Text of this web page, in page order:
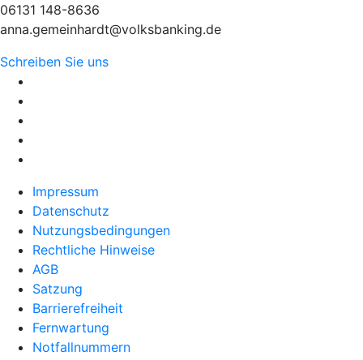
06131 148-8636
anna.gemeinhardt@volksbanking.de
Schreiben Sie uns
Impressum
Datenschutz
Nutzungsbedingungen
Rechtliche Hinweise
AGB
Satzung
Barrierefreiheit
Fernwartung
Notfallnummern